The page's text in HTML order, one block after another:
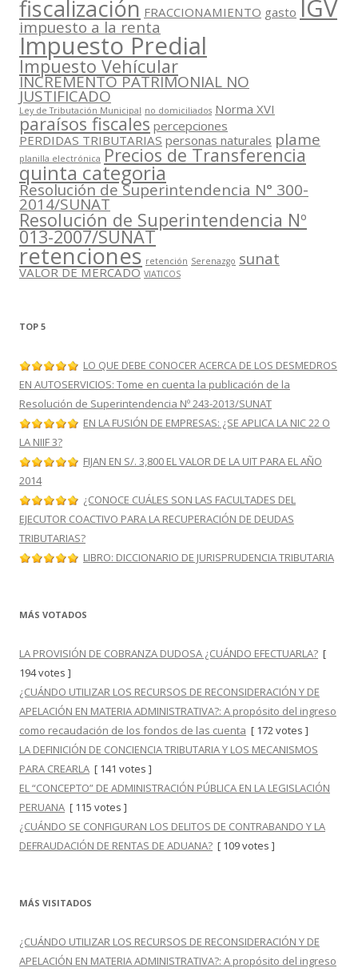
fiscalización FRACCIONAMIENTO gasto IGV
impuesto a la renta
Impuesto Predial
Impuesto Vehícular
INCREMENTO PATRIMONIAL NO
JUSTIFICADO
Ley de Tributación Municipal no domiciliados Norma XVI
paraísos fiscales percepciones
PERDIDAS TRIBUTARIAS personas naturales plame
planilla electrónica Precios de Transferencia
quinta categoria
Resolución de Superintendencia N° 300-
2014/SUNAT
Resolución de Superintendencia Nº
013-2007/SUNAT
retenciones retención Serenazgo sunat
VALOR DE MERCADO VIATICOS
TOP 5
LO QUE DEBE CONOCER ACERCA DE LOS DESMEDROS
EN AUTOSERVICIOS: Tome en cuenta la publicación de la
Resolución de Superintendencia Nº 243-2013/SUNAT
EN LA FUSIÓN DE EMPRESAS: ¿SE APLICA LA NIC 22 O
LA NIIF 3?
FIJAN EN S/. 3,800 EL VALOR DE LA UIT PARA EL AÑO
2014
¿CONOCE CUÁLES SON LAS FACULTADES DEL
EJECUTOR COACTIVO PARA LA RECUPERACIÓN DE DEUDAS
TRIBUTARIAS?
LIBRO: DICCIONARIO DE JURISPRUDENCIA TRIBUTARIA
MÁS VOTADOS
LA PROVISIÓN DE COBRANZA DUDOSA ¿CUÁNDO EFECTUARLA? [
194 votes ]
¿CUÁNDO UTILIZAR LOS RECURSOS DE RECONSIDERACIÓN Y DE
APELACIÓN EN MATERIA ADMINISTRATIVA?: A propósito del ingreso
como recaudación de los fondos de las cuenta [ 172 votes ]
LA DEFINICIÓN DE CONCIENCIA TRIBUTARIA Y LOS MECANISMOS
PARA CREARLA [ 141 votes ]
EL “CONCEPTO” DE ADMINISTRACIÓN PÚBLICA EN LA LEGISLACIÓN
PERUANA [ 115 votes ]
¿CUÁNDO SE CONFIGURAN LOS DELITOS DE CONTRABANDO Y LA
DEFRAUDACIÓN DE RENTAS DE ADUANA? [ 109 votes ]
MÁS VISITADOS
¿CUÁNDO UTILIZAR LOS RECURSOS DE RECONSIDERACIÓN Y DE
APELACIÓN EN MATERIA ADMINISTRATIVA?: A propósito del ingreso